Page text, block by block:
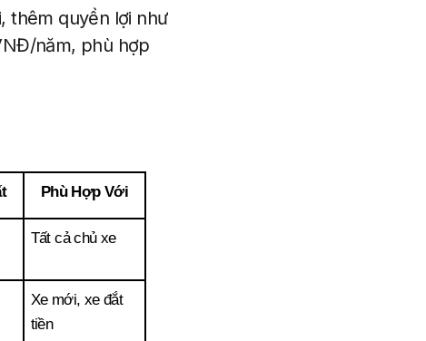
thêm quyền lợi như
năm, phù hợp
Phù Hợp Với
Tất cả chủ xe
Xe mới, xe đắt
tiền